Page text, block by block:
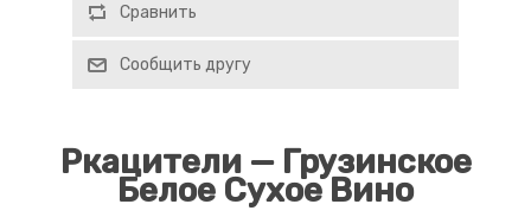
Сравнить
Сообщить другу
Ркацители — Грузинское
Белое Сухое Вино